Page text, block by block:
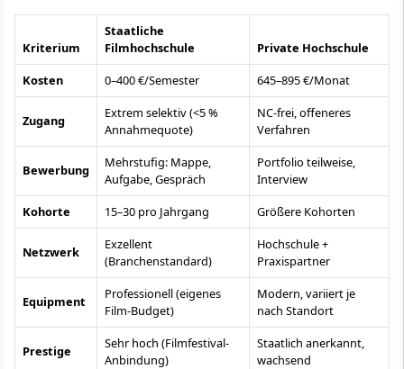
Kriterium
Staatliche
Filmhochschule
Private Hochschule
Kosten
0–400 €/Semester 645–895 €/Monat
Zugang
Extrem selektiv (<5 %
Annahmequote)
NC-frei, offeneres
Verfahren
Bewerbung
Mehrstufig: Mappe,
Aufgabe, Gespräch
Portfolio teilweise,
Interview
Kohorte
15–30 pro Jahrgang Größere Kohorten
Netzwerk
Exzellent
(Branchenstandard)
Hochschule +
Praxispartner
Equipment
Professionell (eigenes
Film-Budget)
Modern, variiert je
nach Standort
Prestige
Sehr hoch (Filmfestival-
Anbindung)
Staatlich anerkannt,
wachsend